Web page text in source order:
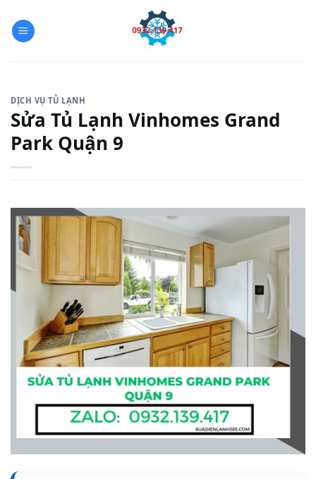
DỊCH VỤ TỦ LẠNH
Sửa Tủ Lạnh Vinhomes Grand
Park Quận 9